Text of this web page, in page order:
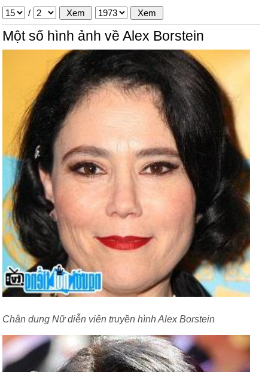
/
Một số hình ảnh về Alex Borstein
Chân dung Nữ diễn viên truyền hình Alex Borstein